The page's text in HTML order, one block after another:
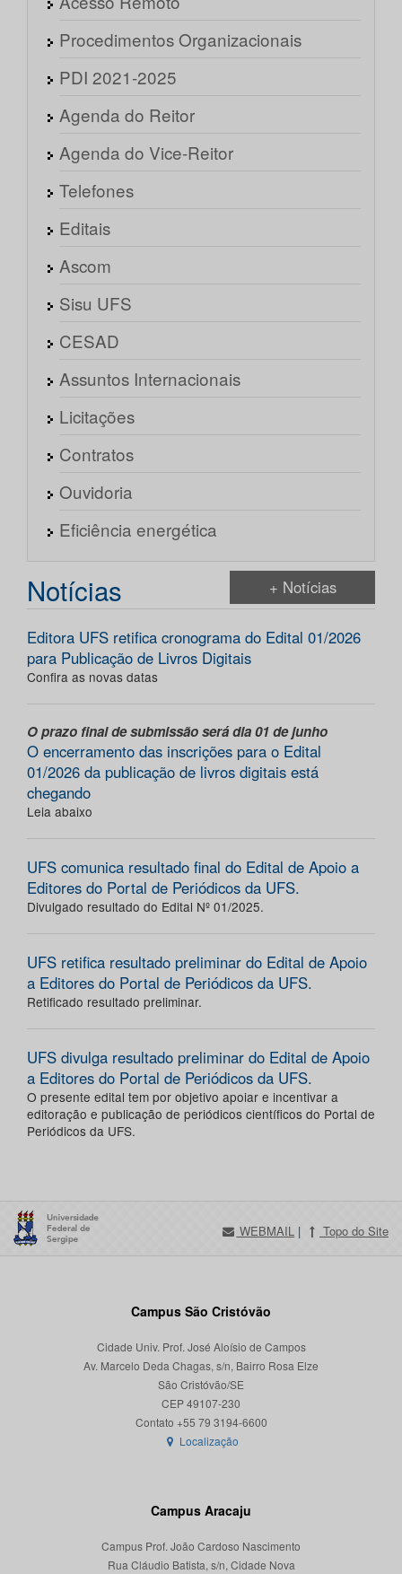
Procedimentos Organizacionais
PDI 2021-2025
Agenda do Reitor
Agenda do Vice-Reitor
Telefones
Editais
Ascom
Sisu UFS
CESAD
Assuntos Internacionais
Licitações
Contratos
Ouvidoria
Eficiência energética
Notícias + Notícias
Editora UFS retifica cronograma do Edital 01/2026
para Publicação de Livros Digitais
Confira as novas datas
O prazo final de submissão será dia 01 de junho
O encerramento das inscrições para o Edital
01/2026 da publicação de livros digitais está
chegando
Leia abaixo
UFS comunica resultado final do Edital de Apoio a
Editores do Portal de Periódicos da UFS.
Divulgado resultado do Edital Nº 01/2025.
UFS retifica resultado preliminar do Edital de Apoio
a Editores do Portal de Periódicos da UFS.
Retificado resultado preliminar.
UFS divulga resultado preliminar do Edital de Apoio
a Editores do Portal de Periódicos da UFS.
O presente edital tem por objetivo apoiar e incentivar a
editoração e publicação de periódicos científicos do Portal de
Periódicos da UFS.
WEBMAIL | Topo do Site
Campus São Cristóvão
Cidade Univ. Prof. José Aloísio de Campos
Av. Marcelo Deda Chagas, s/n, Bairro Rosa Elze
São Cristóvão/SE
CEP 49107-230
Localização
Campus Aracaju
Campus Prof. João Cardoso Nascimento
Rua Cláudio Batista, s/n, Cidade Nova